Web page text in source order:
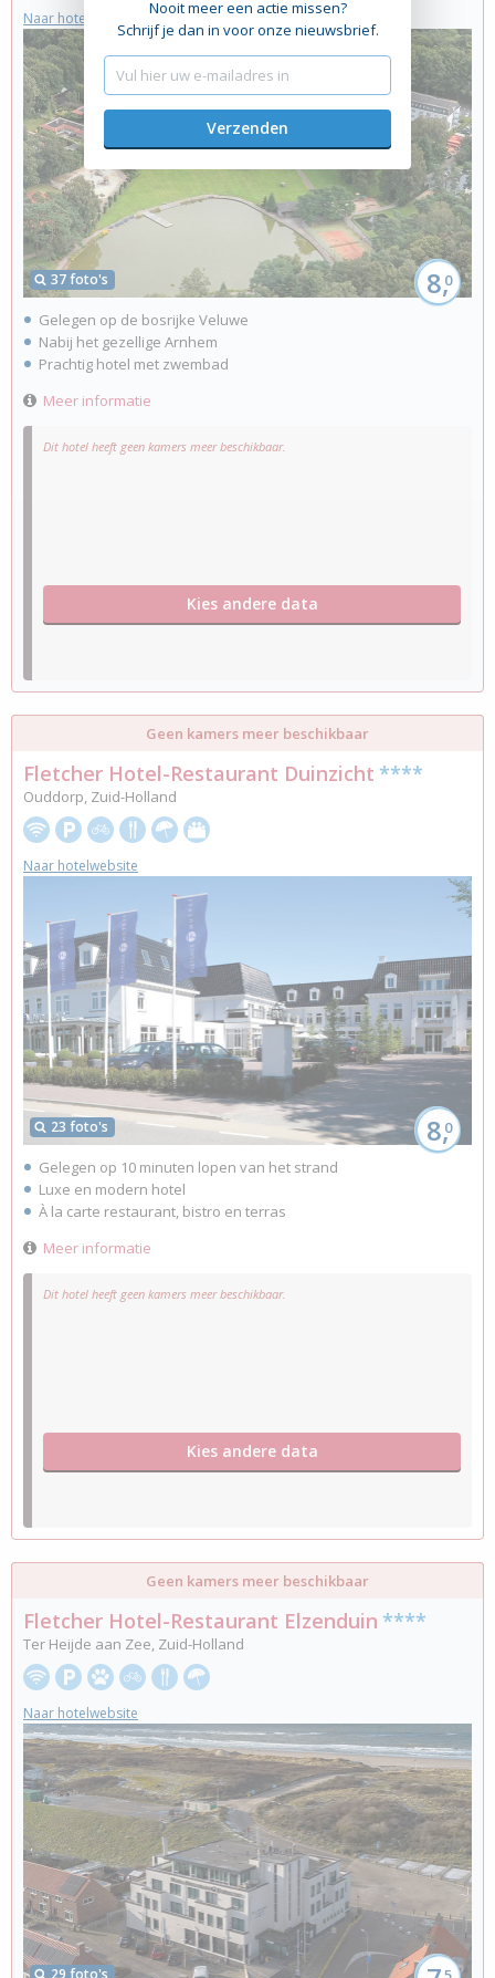
Nooit meer een actie missen?
Schrijf je dan in voor onze nieuwsbrief.
Dit hotel heeft geen kamers meer beschikbaar.
Kies andere data
37 foto's 8,0
Naar hotelwebsite
Gelegen op de bosrijke Veluwe
Nabij het gezellige Arnhem
Prachtig hotel met zwembad
Meer informatie
Geen kamers meer beschikbaar
Dit hotel heeft geen kamers meer beschikbaar.
Kies andere data
23 foto's 8,0
Fletcher Hotel-Restaurant Duinzicht ****
Ouddorp, Zuid-Holland
Naar hotelwebsite
Gelegen op 10 minuten lopen van het strand
Luxe en modern hotel
À la carte restaurant, bistro en terras
Meer informatie
Geen kamers meer beschikbaar
29 foto's
Fletcher Hotel-Restaurant Elzenduin ****
Ter Heijde aan Zee, Zuid-Holland
Naar hotelwebsite